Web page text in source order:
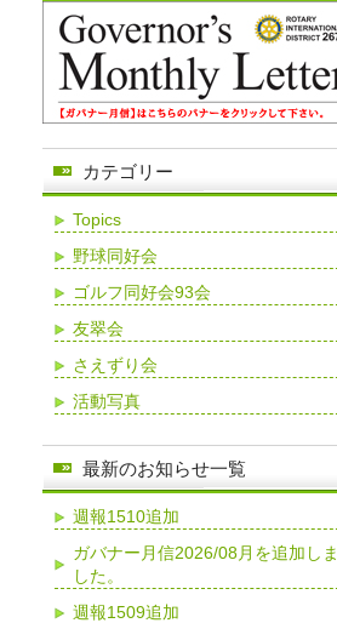
カテゴリー
Topics
野球同好会
ゴルフ同好会93会
友翠会
さえずり会
活動写真
最新のお知らせ一覧
週報1510追加
ガバナー月信2026/08月を追加しま
した。
週報1509追加